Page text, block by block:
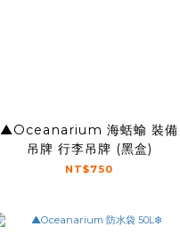
▲Oceanarium 海蛞蝓 裝備
吊牌 行李吊牌 (黑盒)
NT$750